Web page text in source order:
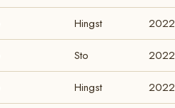
Hingst 2022
Sto 2022
Hingst 2022